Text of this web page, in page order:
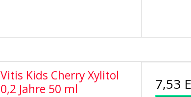
Vitis Kids Cherry Xylitol
0,2 Jahre 50 ml
7,53